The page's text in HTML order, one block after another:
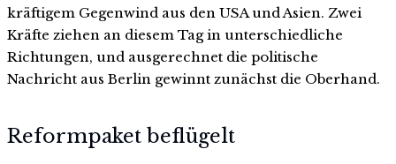
kräftigem Gegenwind aus den USA und Asien. Zwei
Kräfte ziehen an diesem Tag in unterschiedliche
Richtungen, und ausgerechnet die politische
Nachricht aus Berlin gewinnt zunächst die Oberhand.
Reformpaket beflügelt